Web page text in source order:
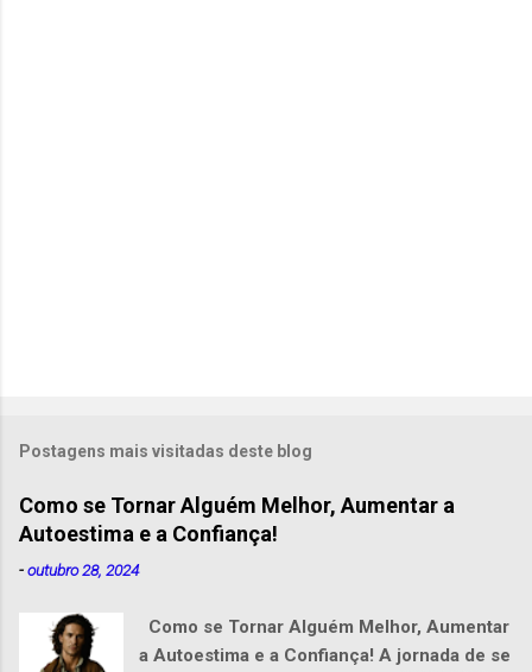
Postagens mais visitadas deste blog
Como se Tornar Alguém Melhor, Aumentar a
Autoestima e a Confiança!
-outubro 28, 2024
Como se Tornar Alguém Melhor, Aumentar
a Autoestima e a Confiança! A jornada de se